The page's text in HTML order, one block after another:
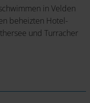
in Velden
beheizten Hotel-
und Turracher